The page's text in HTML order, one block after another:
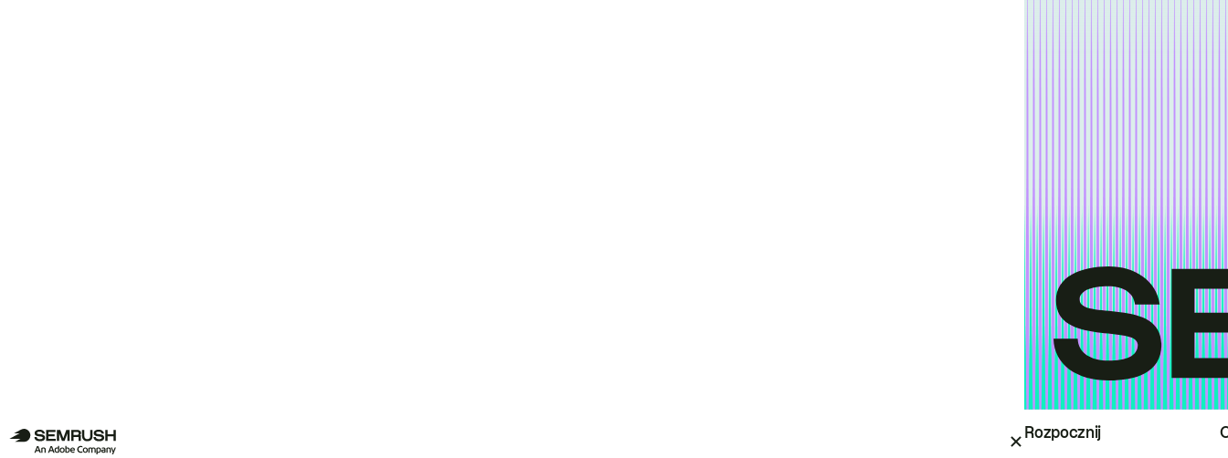
Rozpocznij